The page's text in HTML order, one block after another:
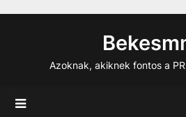
Azoknak, akiknek fontos a